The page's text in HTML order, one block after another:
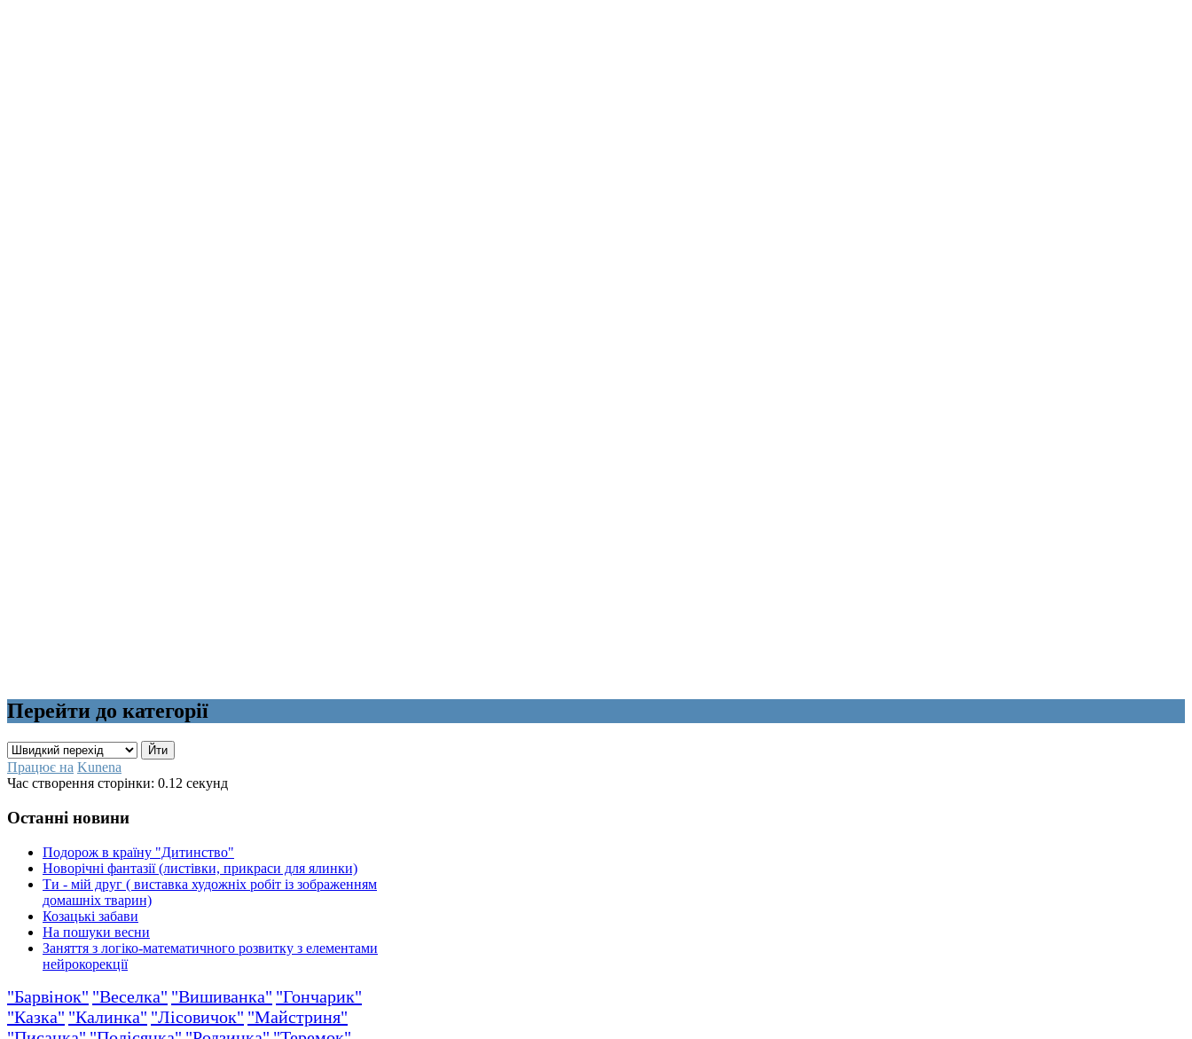
Перейти до категорії
Працює на Kunena
Час створення сторінки: 0.12 секунд
Останні новини
Подорож в країну "Дитинство"
Новорічні фантазії (листівки, прикраси для ялинки)
Ти - мій друг ( виставка художніх робіт із зображенням
домашніх тварин)
Козацькі забави
На пошуки весни
Заняття з логіко-математичного розвитку з елементами
нейрокорекції
"Барвінок" "Веселка" "Вишиванка" "Гончарик"
"Казка" "Калинка" "Лісовичок" "Майстриня"